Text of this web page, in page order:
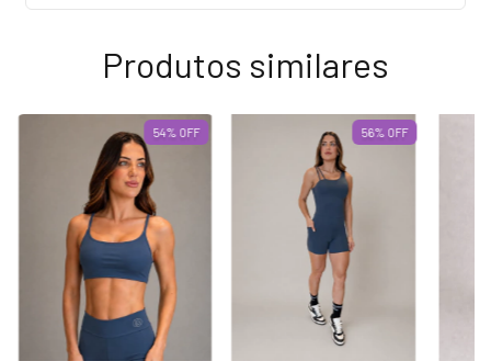
Produtos similares
54% OFF 56% OFF